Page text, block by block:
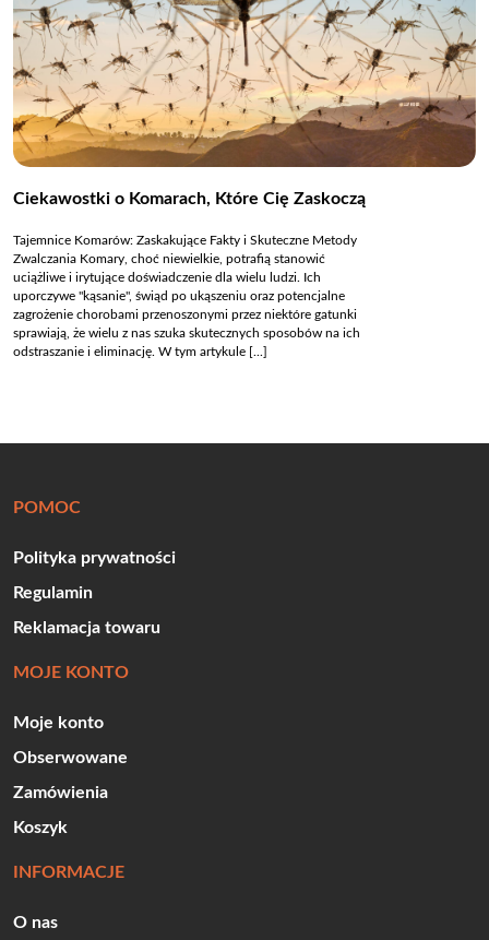
Ciekawostki o Komarach, Które Cię Zaskoczą
Tajemnice Komarów: Zaskakujące Fakty i Skuteczne Metody
Zwalczania Komary, choć niewielkie, potrafią stanowić
uciążliwe i irytujące doświadczenie dla wielu ludzi. Ich
uporczywe "kąsanie", świąd po ukąszeniu oraz potencjalne
zagrożenie chorobami przenoszonymi przez niektóre gatunki
sprawiają, że wielu z nas szuka skutecznych sposobów na ich
odstraszanie i eliminację. W tym artykule [...]
POMOC
Polityka prywatności
Regulamin
Reklamacja towaru
MOJE KONTO
Moje konto
Obserwowane
Zamówienia
Koszyk
INFORMACJE
O nas